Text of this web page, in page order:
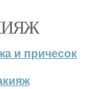
и причесок